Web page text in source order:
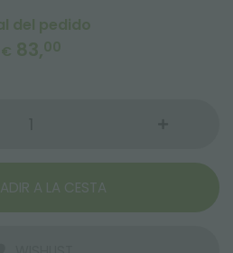
del pedido
€ 83,00
A LA CESTA